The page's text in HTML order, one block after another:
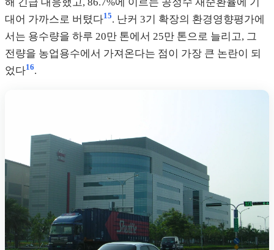
대어 가까스로 버텼다15. 난커 3기 확장의 환경영향평가에
서는 용수량을 하루 20만 톤에서 25만 톤으로 늘리고, 그
전량을 농업용수에서 가져온다는 점이 가장 큰 논란이 되
었다16.